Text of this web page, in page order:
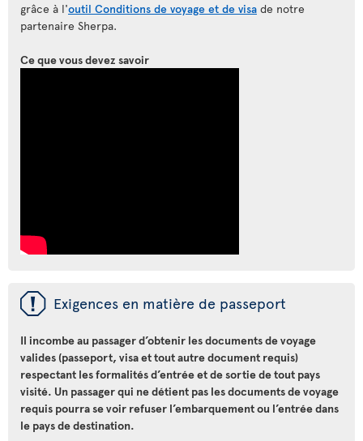
grâce à l'outil Conditions de voyage et de visa
partenaire Sherpa.
Ce que vous devez savoir
ü Exigences en matière de passeport
Il incombe au passager d’obtenir les documents de voyage
valides (passeport, visa et tout autre document requis)
respectant les formalités d’entrée et de sortie de tout pays
visité. Un passager qui ne détient pas les documents de voyage
requis pourra se voir refuser l’embarquement ou l’entrée dans
le pays de destination.